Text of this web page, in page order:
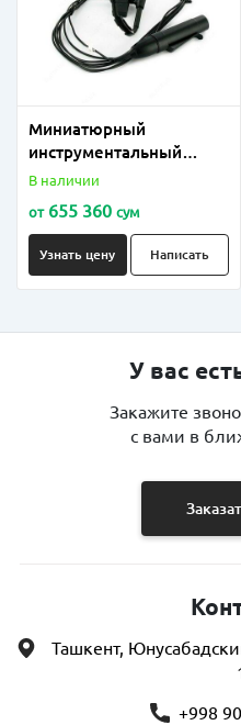
Миниатюрный
инструментальный
микрофон Shure Beta
В наличии
от655 360 сум
Узнать цену Написать
У вас
Закажите
с вами в
Ташкент,
+998